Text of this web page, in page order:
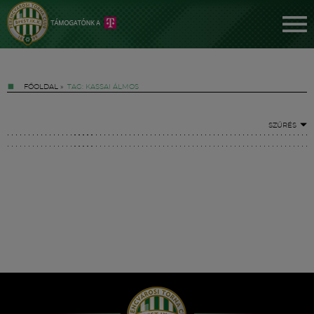
FŐOLDAL » TAG: KASSAI ÁLMOS
SZŰRÉS
Hírek